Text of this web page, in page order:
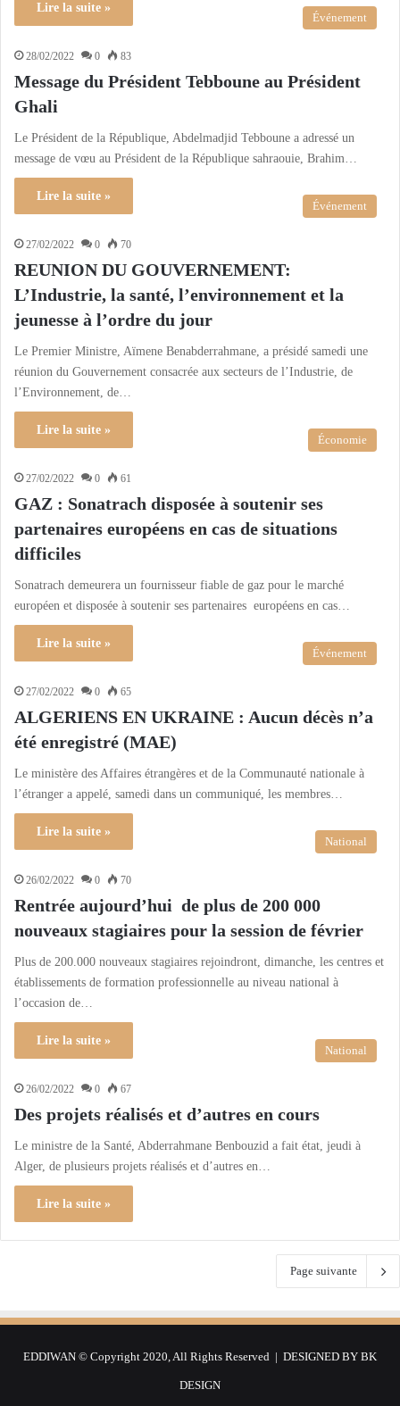
Lire la suite »
Événement
28/02/2022 0 83
Message du Président Tebboune au Président
Ghali
Le Président de la République, Abdelmadjid Tebboune a adressé un
message de vœu au Président de la République sahraouie, Brahim…
Lire la suite »
Événement
27/02/2022 0 70
REUNION DU GOUVERNEMENT:
L’Industrie, la santé, l’environnement et la
jeunesse à l’ordre du jour
Le Premier Ministre, Aïmene Benabderrahmane, a présidé samedi une
réunion du Gouvernement consacrée aux secteurs de l’Industrie, de
l’Environnement, de…
Lire la suite »
Économie
27/02/2022 0 61
GAZ : Sonatrach disposée à soutenir ses
partenaires européens en cas de situations
difficiles
Sonatrach demeurera un fournisseur fiable de gaz pour le marché
européen et disposée à soutenir ses partenaires européens en cas…
Lire la suite »
Événement
27/02/2022 0 65
ALGERIENS EN UKRAINE : Aucun décès n’a
été enregistré (MAE)
Le ministère des Affaires étrangères et de la Communauté nationale à
l’étranger a appelé, samedi dans un communiqué, les membres…
Lire la suite »
National
26/02/2022 0 70
Rentrée aujourd’hui de plus de 200 000
nouveaux stagiaires pour la session de février
Plus de 200.000 nouveaux stagiaires rejoindront, dimanche, les centres et
établissements de formation professionnelle au niveau national à
l’occasion de…
Lire la suite »
National
26/02/2022 0 67
Des projets réalisés et d’autres en cours
Le ministre de la Santé, Abderrahmane Benbouzid a fait état, jeudi à
Alger, de plusieurs projets réalisés et d’autres en…
Lire la suite »
Page suivante
EDDIWAN © Copyright 2020, All Rights Reserved | DESIGNED BY BK
DESIGN